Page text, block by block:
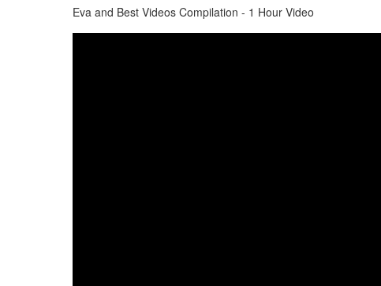
Eva and Best Videos Compilation - 1 Hour Video